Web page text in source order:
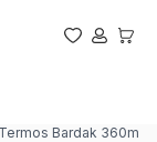
Favorilerim
Hesabım
Termos Bardak 360ml,